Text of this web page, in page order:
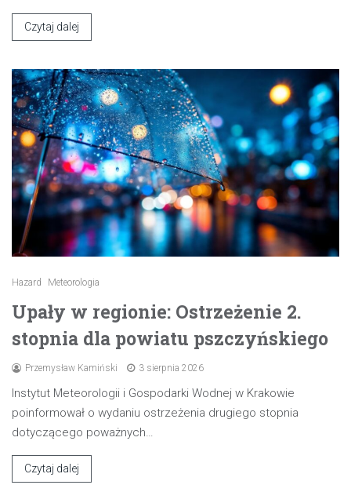
Czytaj dalej
Hazard Meteorologia
Upały w regionie: Ostrzeżenie 2.
stopnia dla powiatu pszczyńskiego
Przemysław Kamiński 3 sierpnia 2026
Instytut Meteorologii i Gospodarki Wodnej w Krakowie
poinformował o wydaniu ostrzeżenia drugiego stopnia
dotyczącego poważnych…
Czytaj dalej